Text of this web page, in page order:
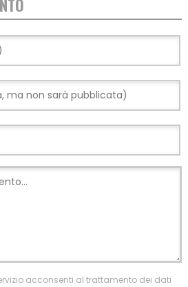
acconsenti al trattamento dei dati